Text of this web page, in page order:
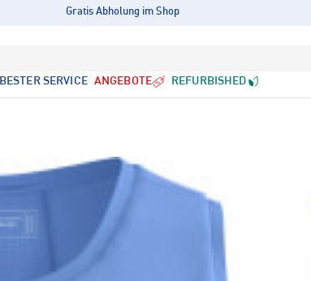
Gratis Abholung im Shop
BESTER SERVICE ANGEBOTE REFURBISHED